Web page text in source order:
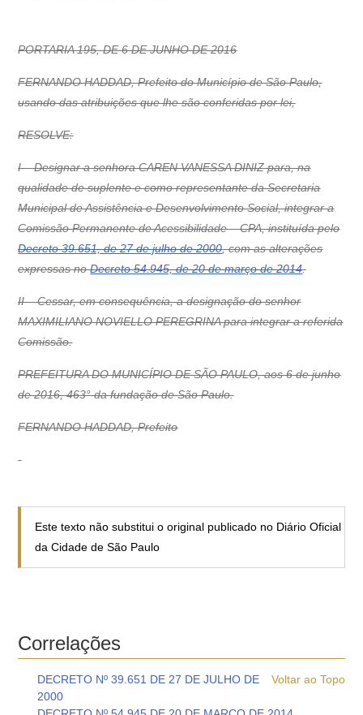
PORTARIA 195, DE 6 DE JUNHO DE 2016
FERNANDO HADDAD, Prefeito do Município de São Paulo,
usando das atribuições que lhe são conferidas por lei,
RESOLVE:
I – Designar a senhora CAREN VANESSA DINIZ para, na
qualidade de suplente e como representante da Secretaria
Municipal de Assistência e Desenvolvimento Social, integrar a
Comissão Permanente de Acessibilidade – CPA, instituída pelo
Decreto 39.651, de 27 de julho de 2000, com as alterações
expressas noDecreto 54.945, de 20 de março de 2014.
II – Cessar, em consequência, a designação do senhor
MAXIMILIANO NOVIELLO PEREGRINA para integrar a referida
Comissão.
PREFEITURA DO MUNICÍPIO DE SÃO PAULO, aos 6 de junho
de 2016, 463° da fundação de São Paulo.
FERNANDO HADDAD, Prefeito
Este texto não substitui o original publicado no Diário Oficial
da Cidade de São Paulo
Correlações
Voltar ao Topo
DECRETO Nº 39.651 DE 27 DE JULHO DE
2000